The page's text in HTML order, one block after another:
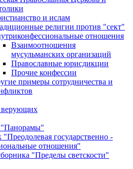
и ислам
религии против "сект"
отношения
Взаимоотношения
мусульманских организаций
Православные юрисдикции
Прочие конфессии
примеры сотрудничества и
верующих
государственно -
отношения"
"Пределы светскости"